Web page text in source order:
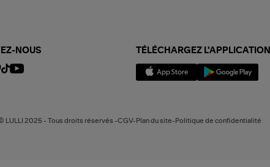
NOUS TÉLÉCHARGEZ L'APPLICATION
LULLI 2025 - Tous droits réservés -CGV-Plan du site-Politique de confidentialité